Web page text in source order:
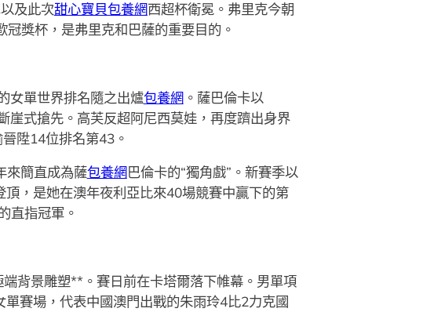
及此次甜心寶貝包養網西超杯衛冕。弗里克今朝
獎杯，是弗里克和巴薩的重要目的。
女單世界排名隨之出爐包養網。薩巴倫卡以
式搶先。高芙反超阿尼西莫娃，再度躋出身界
陞14位排名第43。
來簡直成為薩包養網巴倫卡的“獨角戲”。新賽季以
頂，是她在澳年夜利亞比來40場競賽中贏下的第
直指冠軍。
背景雕塑**。賽日前在卡塔爾落下帷幕。男單項
賽場，代表中國澳門出戰的朱雨玲4比2力克國